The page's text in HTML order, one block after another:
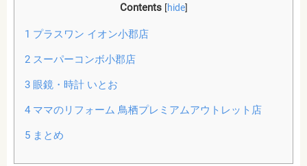
Contents [hide]
1 プラスワン イオン小郡店
2スーパーコンボ小郡店
3眼鏡・時計 いとお
4ママのリフォーム 鳥栖プレミアムアウトレット店
5まとめ